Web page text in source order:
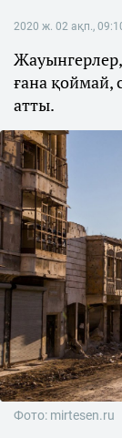
2020 ж. 02 ақп.,
ғана қоймай,
атты.
Фото: mirtesen.ru